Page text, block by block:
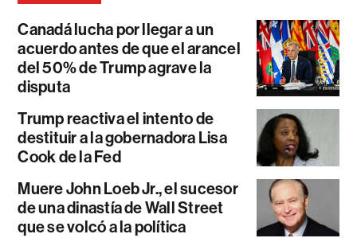
Canadá lucha por llegar a un
acuerdo antes de que el arancel
del 50% de Trump agrave la
disputa
Trump reactiva el intento de
destituir a la gobernadora Lisa
Cook de la Fed
Muere John Loeb Jr., el sucesor
de una dinastía de Wall Street
que se volcó a la política